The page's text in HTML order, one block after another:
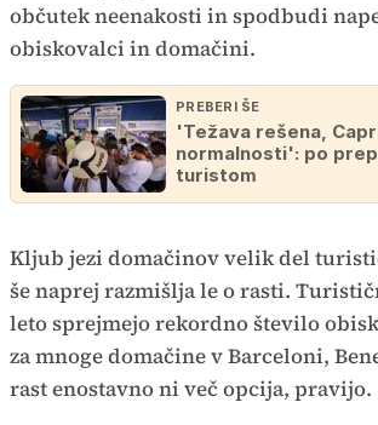
občutek neenakosti in spodbudi
obiskovalci in domačini.
PREBERI ŠE
'Težava rešena,
normalnosti': po
turistom
Kljub jezi domačinov velik del
še naprej razmišlja le o rasti.
leto sprejmejo rekordno število
za mnoge domačine v Barceloni,
rast enostavno ni več opcija, pravijo.